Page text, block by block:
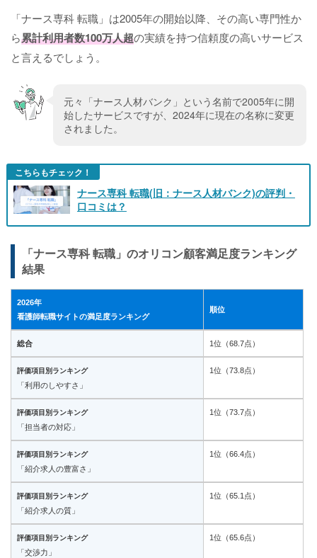
「ナース専科 転職」は2005年の開始以降、その高い専門性か
ら累計利用者数100万人超の実績を持つ信頼度の高いサービス
と言えるでしょう。
元々「ナース人材バンク」という名前で2005年に開
始したサービスですが、2024年に現在の名称に変更
されました。
こちらもチェック！
ナース専科 転職(旧：ナース人材バンク)の評判・
口コミは？
「ナース専科 転職」のオリコン顧客満足度ランキング
結果
2026年
看護師転職サイトの満足度ランキング
順位
総合 1位（68.7点）
評価項目別ランキング
「利用のしやすさ」
1位（73.8点）
評価項目別ランキング
「担当者の対応」
1位（73.7点）
評価項目別ランキング
「紹介求人の豊富さ」
1位（66.4点）
評価項目別ランキング
「紹介求人の質」
1位（65.1点）
評価項目別ランキング
「交渉力」
1位（65.6点）